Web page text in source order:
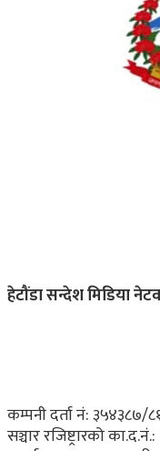
हेटौंडा सन्देश मिडिया
कम्पनी दर्ता नं: ३५४३८७/
सञ्चार रजिष्ट्रारको का.द.नं.: